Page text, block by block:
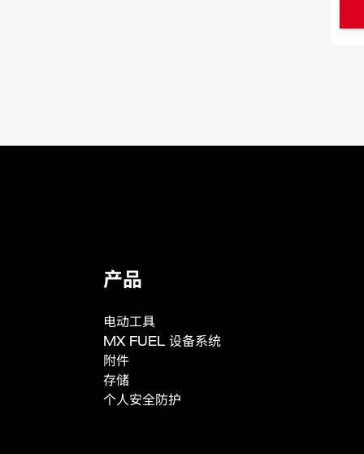
产品
电动工具
MX FUEL 设备系统
附件
存储
个人安全防护